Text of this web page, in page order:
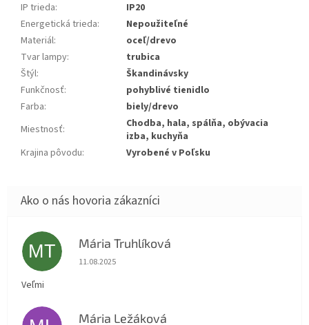
IP trieda:
IP20
Energetická trieda:
Nepoužiteľné
Materiál:
oceľ/drevo
Tvar lampy:
trubica
Štýl:
Škandinávsky
Funkčnosť:
pohyblivé tienidlo
Farba:
biely/drevo
Miestnosť:
Chodba, hala, spálňa, obývacia
izba, kuchyňa
Krajina pôvodu: Vyrobené v Poľsku
MT Mária Truhlíková
Hodnotenie obchodu je 5 z 5 hviezdičiek.
11.08.2025
Veľmi
Mária Ležáková